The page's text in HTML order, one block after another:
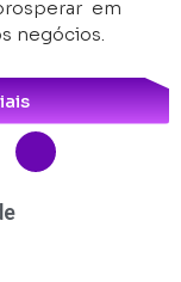
em
negócios.